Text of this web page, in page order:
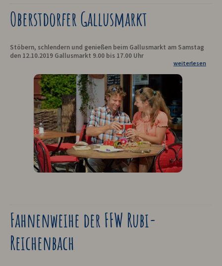
Oberstdorfer Gallusmarkt
Stöbern, schlendern und genießen beim Gallusmarkt am Samstag
den 12.10.2019 Gallusmarkt 9.00 bis 17.00 Uhr
weiterlesen
Fahnenweihe der FFW Rubi-
Reichenbach